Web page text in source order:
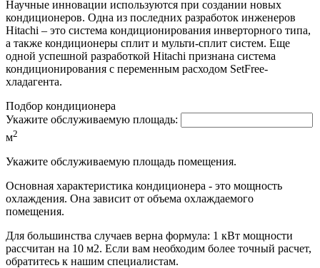
Научные инновации используются при создании новых
кондиционеров. Одна из последних разработок инженеров
Hitachi – это система кондиционирования инверторного типа,
а также кондиционеры сплит и мульти-сплит систем. Еще
одной успешной разработкой Hitachi признана система
кондиционирования с переменным расходом SetFree-
хладагента.
Подбор кондиционера
Укажите обслуживаемую площадь:
м2
Укажите обслуживаемую площадь помещения.
Основная характеристика кондиционера - это мощность
охлаждения. Она зависит от объема охлаждаемого
помещения.
Для большинства случаев верна формула: 1 кВт мощности
рассчитан на 10 м2. Если вам необходим более точный расчет,
обратитесь к нашим специалистам.